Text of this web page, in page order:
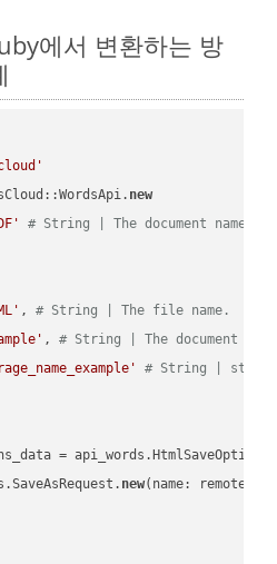
에서 변환하는 방
new
# String | The document name.
, # String | The file name.
, # String | The document
# String |
=
new(name: